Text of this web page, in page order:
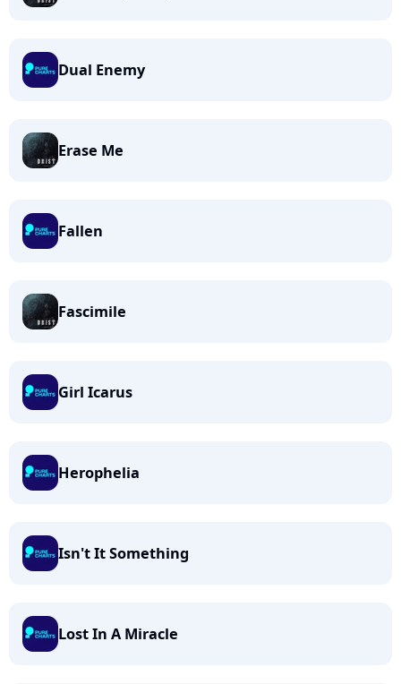
Dual Enemy
Erase Me
Fallen
Fascimile
Girl Icarus
Herophelia
Isn't It Something
Lost In A Miracle